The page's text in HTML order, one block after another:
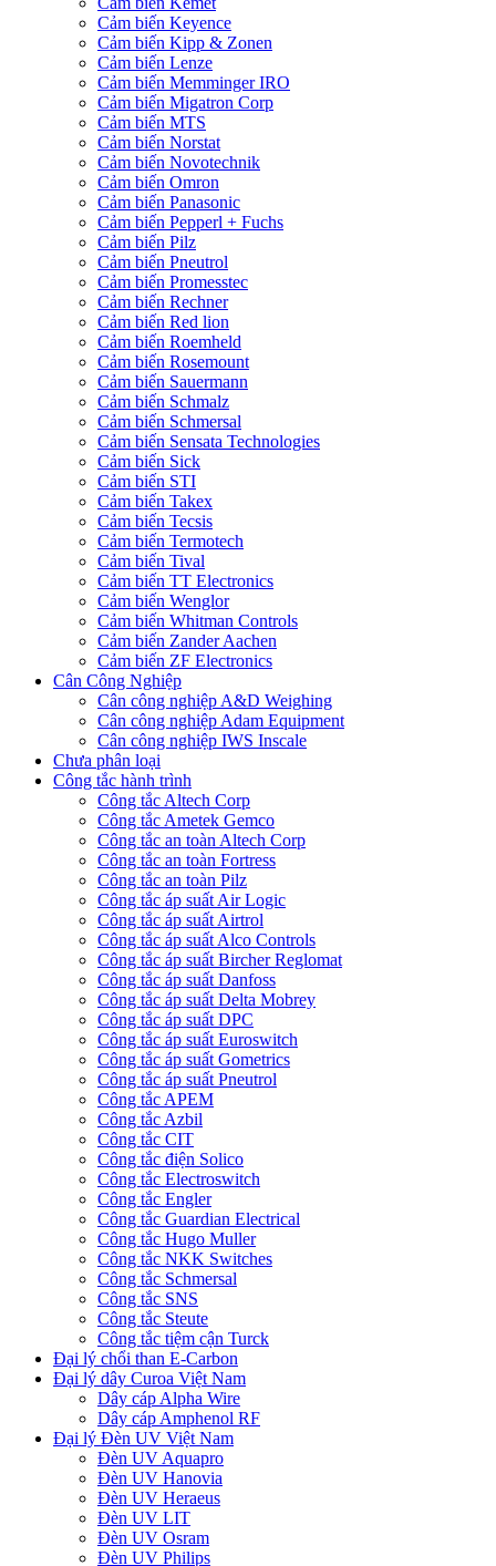
Cảm biến Keyence
Cảm biến Kipp & Zonen
Cảm biến Lenze
Cảm biến Memminger IRO
Cảm biến Migatron Corp
Cảm biến MTS
Cảm biến Norstat
Cảm biến Novotechnik
Cảm biến Omron
Cảm biến Panasonic
Cảm biến Pepperl + Fuchs
Cảm biến Pilz
Cảm biến Pneutrol
Cảm biến Promesstec
Cảm biến Rechner
Cảm biến Red lion
Cảm biến Roemheld
Cảm biến Rosemount
Cảm biến Sauermann
Cảm biến Schmalz
Cảm biến Schmersal
Cảm biến Sensata Technologies
Cảm biến Sick
Cảm biến STI
Cảm biến Takex
Cảm biến Tecsis
Cảm biến Termotech
Cảm biến Tival
Cảm biến TT Electronics
Cảm biến Wenglor
Cảm biến Whitman Controls
Cảm biến Zander Aachen
Cảm biến ZF Electronics
Cân Công Nghiệp
Cân công nghiệp A&D Weighing
Cân công nghiệp Adam Equipment
Cân công nghiệp IWS Inscale
Chưa phân loại
Công tắc hành trình
Công tắc Altech Corp
Công tắc Ametek Gemco
Công tắc an toàn Altech Corp
Công tắc an toàn Fortress
Công tắc an toàn Pilz
Công tắc áp suất Air Logic
Công tắc áp suất Airtrol
Công tắc áp suất Alco Controls
Công tắc áp suất Bircher Reglomat
Công tắc áp suất Danfoss
Công tắc áp suất Delta Mobrey
Công tắc áp suất DPC
Công tắc áp suất Euroswitch
Công tắc áp suất Gometrics
Công tắc áp suất Pneutrol
Công tắc APEM
Công tắc Azbil
Công tắc CIT
Công tắc điện Solico
Công tắc Electroswitch
Công tắc Engler
Công tắc Guardian Electrical
Công tắc Hugo Muller
Công tắc NKK Switches
Công tắc Schmersal
Công tắc SNS
Công tắc Steute
Công tắc tiệm cận Turck
Đại lý chổi than E-Carbon
Đại lý dây Curoa Việt Nam
Dây cáp Alpha Wire
Dây cáp Amphenol RF
Đại lý Đèn UV Việt Nam
Đèn UV Aquapro
Đèn UV Hanovia
Đèn UV Heraeus
Đèn UV LIT
Đèn UV Osram
Đèn UV Philips